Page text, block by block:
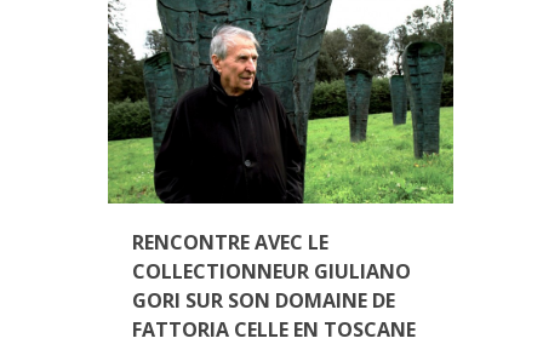
RENCONTRE AVEC LE
COLLECTIONNEUR GIULIANO
GORI SUR SON DOMAINE DE
FATTORIA CELLE EN TOSCANE